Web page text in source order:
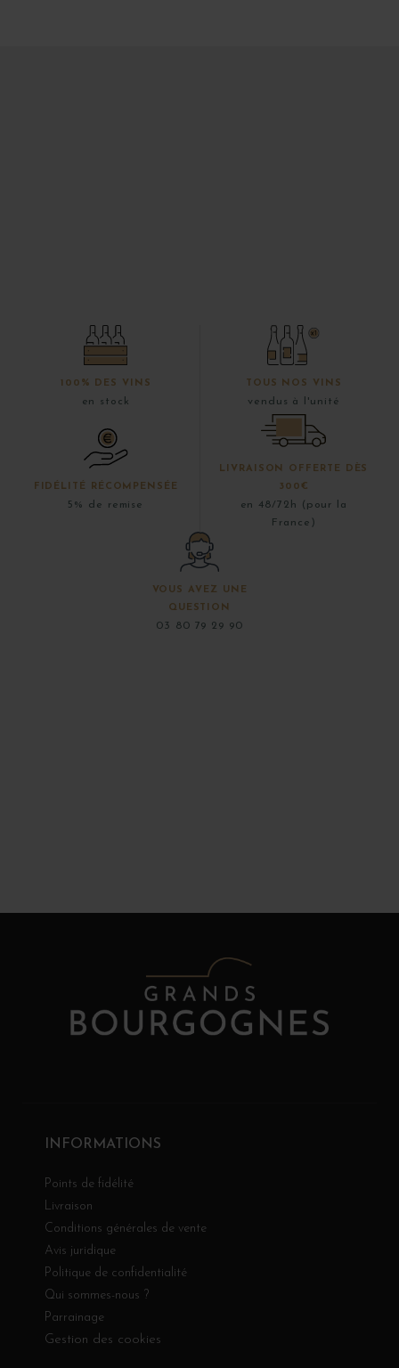
100% DES VINS
en stock
TOUS NOS VINS
vendus à l'unité
FIDÉLITÉ RÉCOMPENSÉE
5% de remise
LIVRAISON OFFERTE DÈS
300€
en 48/72h (pour la
France)
VOUS AVEZ UNE
QUESTION
03 80 79 29 90
INFORMATIONS
Points de fidélité
Livraison
Conditions générales de vente
Avis juridique
Politique de confidentialité
Qui sommes-nous ?
Parrainage
Gestion des cookies